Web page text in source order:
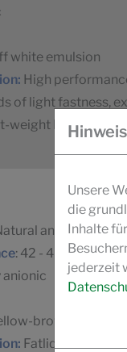
white emulsion
High
of light fastness,
weight leather
and synthetic
: 42 - 46 %
anionic
brown emulsion
Fatliquor
Unsere
die
Inhalte
jederzeit